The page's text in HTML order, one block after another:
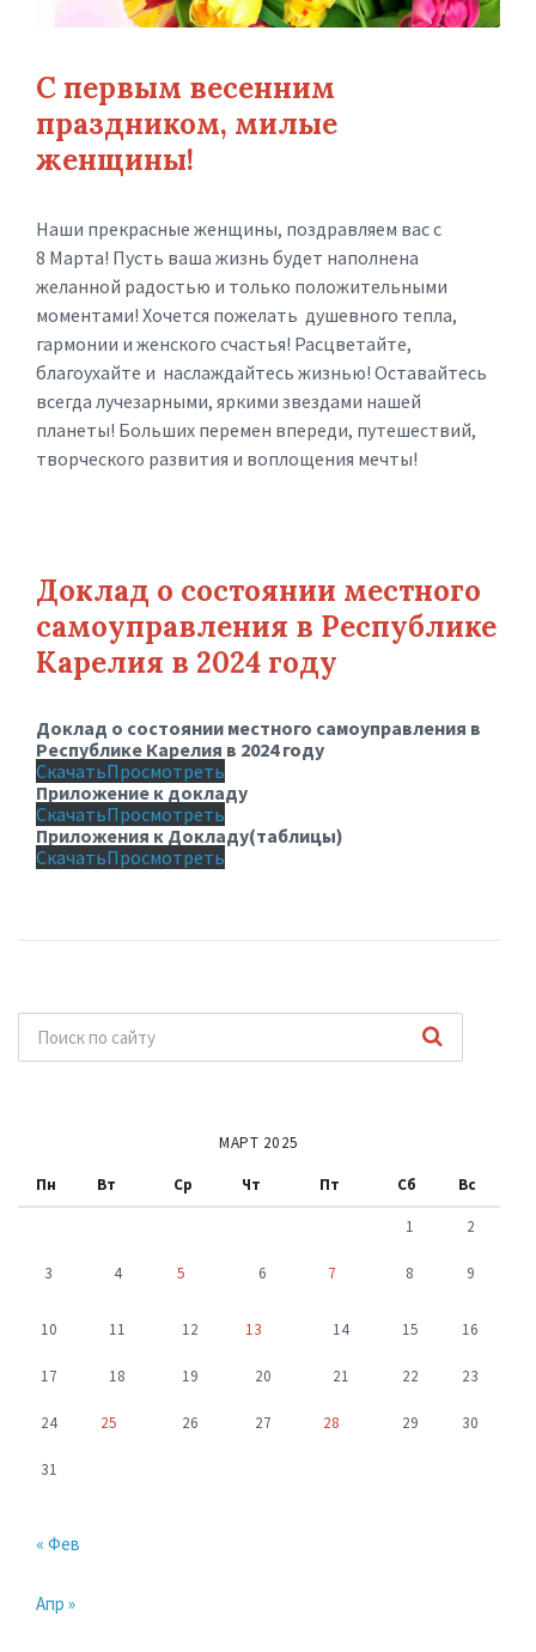
С первым весенним
праздником, милые
женщины!
Наши прекрасные женщины, поздравляем вас с
8 Марта! Пусть ваша жизнь будет наполнена
желанной радостью и только положительными
моментами! Хочется пожелать душевного тепла,
гармонии и женского счастья! Расцветайте,
благоухайте и наслаждайтесь жизнью! Оставайтесь
всегда лучезарными, яркими звездами нашей
планеты! Больших перемен впереди, путешествий,
творческого развития и воплощения мечты!
Доклад о состоянии местного
самоуправления в Республике
Карелия в 2024 году
Доклад о состоянии местного самоуправления в
Республике Карелия в 2024 году
СкачатьПросмотреть
Приложение к докладу
СкачатьПросмотреть
Приложения к Докладу(таблицы)
СкачатьПросмотреть
МАРТ 2025
Пн Вт Ср Чт Пт Сб Вс
1 2
3 4 5 6 7 8 9
10 11 12 13 14 15 16
17 18 19 20 21 22 23
24 25 26 27 28 29 30
31
« Фев
Апр »